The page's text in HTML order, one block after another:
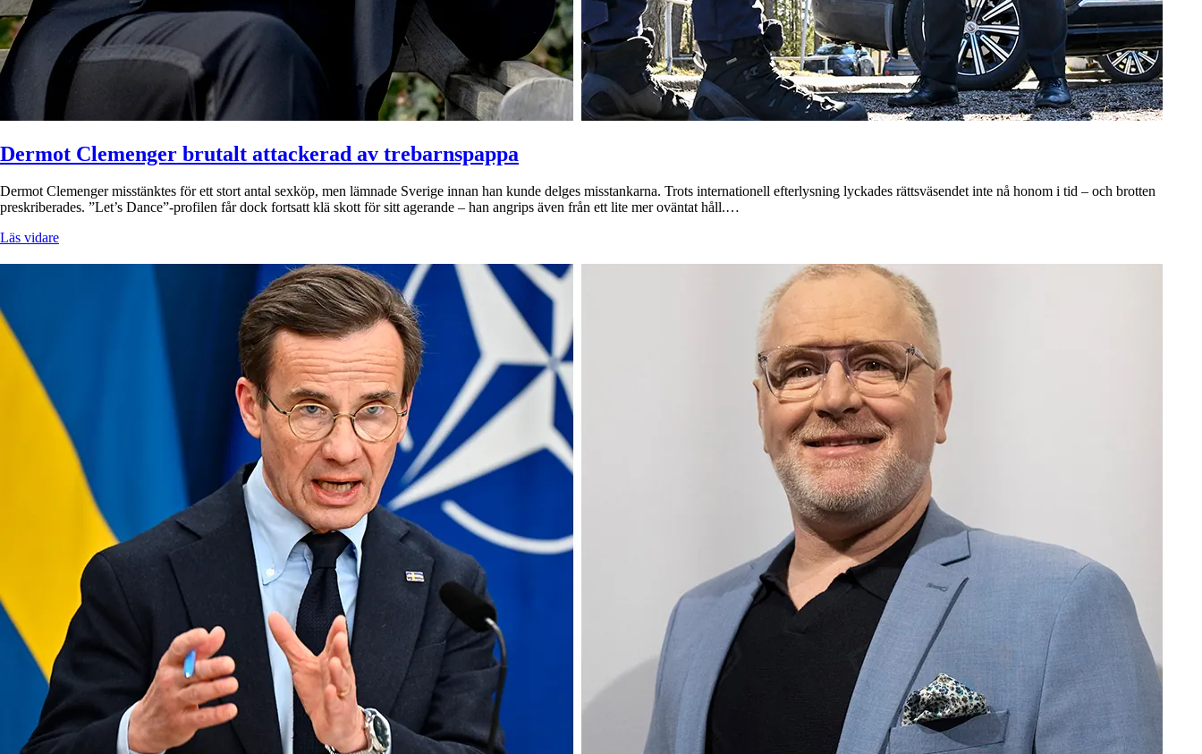
Dermot Clemenger brutalt attackerad av trebarnspappa
Dermot Clemenger misstänktes för ett stort antal sexköp, men lämnade Sverige innan han kunde delges misstankarna. Trots internationell efterlysning lyckades rättsväsendet inte nå honom i tid – och brotten
preskriberades. ”Let’s Dance”-profilen får dock fortsatt klä skott för sitt agerande – han angrips även från ett lite mer oväntat håll.…
Läs vidare